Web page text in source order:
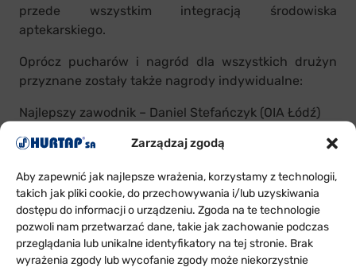
Zarządzaj zgodą
Aby zapewnić jak najlepsze wrażenia, korzystamy z technologii,
takich jak pliki cookie, do przechowywania i/lub uzyskiwania
dostępu do informacji o urządzeniu. Zgoda na te technologie
pozwoli nam przetwarzać dane, takie jak zachowanie podczas
przeglądania lub unikalne identyfikatory na tej stronie. Brak
wyrażenia zgody lub wycofanie zgody może niekorzystnie
przede wszystkim integracją środowiska
aptekarskiego.
Oprócz pucharów i nagród dla wszystkich drużyn
przyznane zostały także nagrody indywidualne:
Najlepszy zawodnik – Daniel Stefańczyk (OIA Łódź)
Król strzelców – Konrad Kotapka (OIA Katowice II)
zdobywca 7 bramek.
POBIERZ PEŁNĄ GALERIĘ ZDJĘĆ